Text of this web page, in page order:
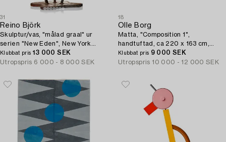
31
Reino Björk
Skulptur/vas, "målad graal" ur
serien "New Eden", New York
Experimental Glass Workshop,
USA 1990-tal.
Klubbat pris 13 000 SEK
Utropspris 6 000 - 8 000 SEK
18
Olle Borg
Matta, "Composition 1",
handtuftad, ca 220 x 163 cm,
signerad Olle Borg EA 2/3 på
baksidans ena etikett.
Klubbat pris 9 000 SEK
Utropspris 10 000 - 12 000 SEK